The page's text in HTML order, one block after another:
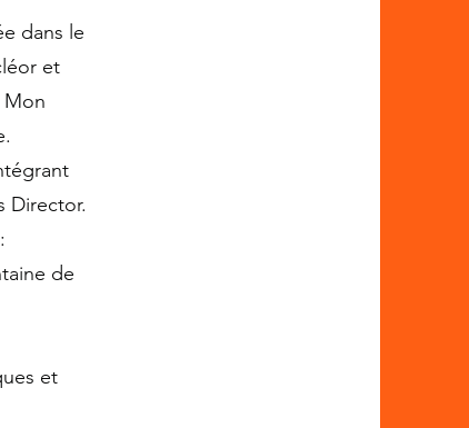
dans le
et
Mon
Director.
de
et